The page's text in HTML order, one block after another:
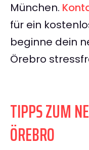
München.
für ein
beginne dein
Örebro
TIPPS ZUM
ÖREBRO